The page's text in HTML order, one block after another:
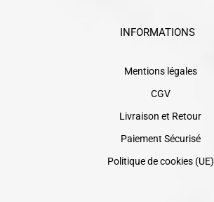
INFORMATIONS
Mentions légales
CGV
Livraison et Retour
Paiement Sécurisé
Politique de cookies (UE)